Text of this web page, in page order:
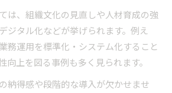
ント選びで重視すべき視点と見極め
は、組織文化の見直しや人材育成の強
ジタル化などが挙げられます。例え
務運用を標準化・システム化すること
向上を図る事例も多く見られます。
納得感や段階的な導入が欠かせませ